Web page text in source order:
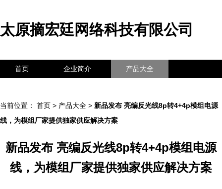
太原摘宏廷网络科技有限公司
首页 企业简介 产品大全
当前位置： 首页 > 产品大全 > 新品发布 亮编反光线8p转4+4p模组电源
线，为模组厂家提供独家供应解决方案
新品发布 亮编反光线8p转4+4p模组电源
线，为模组厂家提供独家供应解决方案